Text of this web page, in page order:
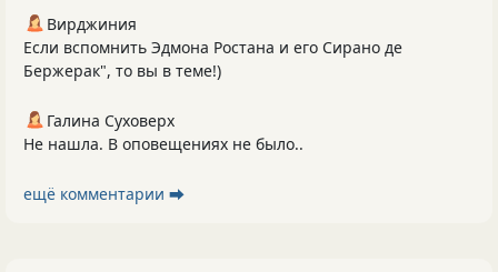
Вирджиния
Если вспомнить Эдмона Ростана и его Сирано де
Бержерак", то вы в теме!)
Галина Суховерх
Не нашла. В оповещениях не было..
ещё комментарии ⮕